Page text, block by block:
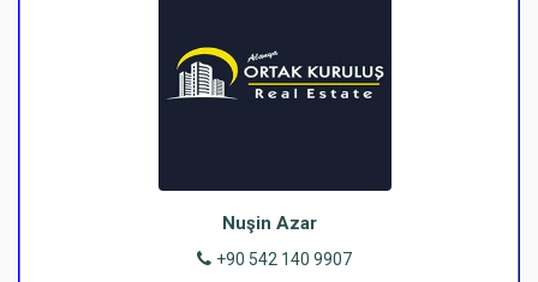
Nuşin Azar
+90 542 140 9907